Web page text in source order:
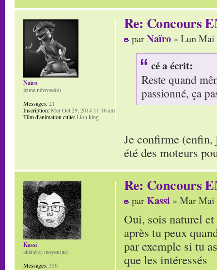
Re: Concours
parNaïro » Lun Mai
cé a écrit:
Reste quand
passionné, ça
Je confirme (enfin,
été des moteurs
Naïro
jeune névrosé(e)
Messages:21
Inscription:Mer Oct 29, 2014 11:16 am
Film d'animation culte:Lion king
Re: Concours
parKassi » Mar Mai
Oui, sois naturel
après tu peux
par exemple si tu
que les intéressés
Kassi
aliéné(e) moyen(ne)
Messages:350